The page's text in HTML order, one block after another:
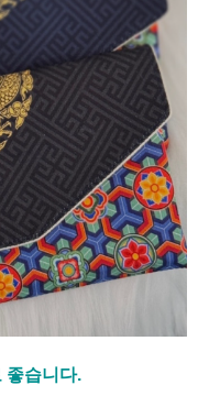
좋습니다.